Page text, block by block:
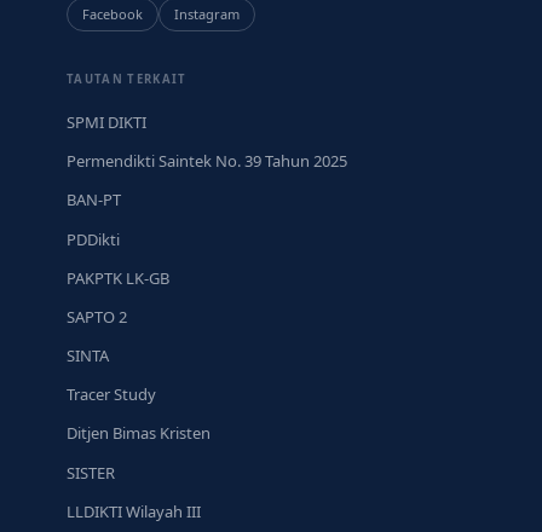
Facebook Instagram
TAUTAN TERKAIT
SPMI DIKTI
Permendikti Saintek No. 39 Tahun 2025
BAN-PT
PDDikti
PAKPTK LK-GB
SAPTO 2
SINTA
Tracer Study
Ditjen Bimas Kristen
SISTER
LLDIKTI Wilayah III